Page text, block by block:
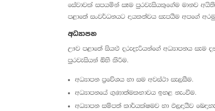
සේවාවක් සපයමින් සෑම පුරවැසියකුගේම මානව
පළාතේ සංවර්ධනයට දායකත්වය සැපයීම අපගේ
අධ්‍යාපන
ඌව පළාතේ සියළු දරුදැරියන්ගේ අධ්‍යාපනය සැම
පුරවැසියන් බිහි කිරීම.
අධ්‍යාපන ප්‍රවේශය හා සම අවස්ථා සැලසීම.
අධ්‍යාපනයේ ගුණාත්මකභාවය ඉහළ නැංවීම.
අධ්‍යාපන සම්පත් කාර්යක්ෂමව හා ඵලදායීව